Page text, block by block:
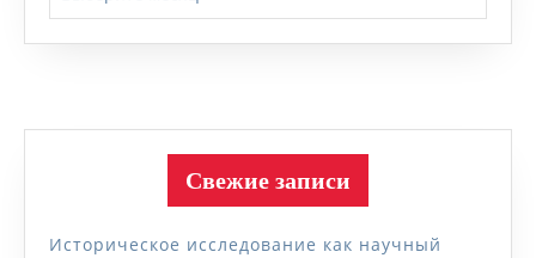
Свежие записи
Историческое исследование как научный